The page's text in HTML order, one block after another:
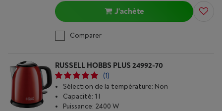
J'achète
Comparer
RUSSELL HOBBS PLUS 24992-70
(1)
Sélection de la température: Non
Capacité: 1 l
Puissance: 2400 W